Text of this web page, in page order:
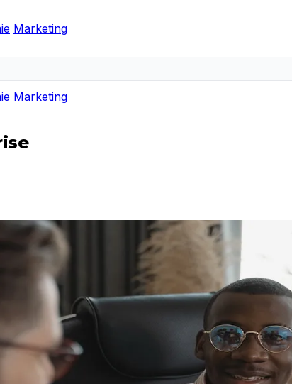
Marketing
Marketing